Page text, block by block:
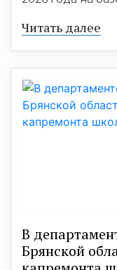
Читать далее
В
Брянской